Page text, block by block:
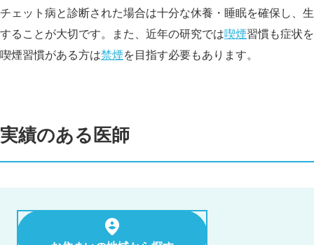
チェット病と診断された場合は十分な休養・睡眠を確保し、
することが大切です。また、近年の研究では喫煙習慣も症状
喫煙習慣がある方は禁煙を目指す必要もあります。
実績のある医師